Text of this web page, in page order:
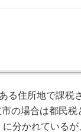
る住所地で課税
の場合は都民税
分かれている